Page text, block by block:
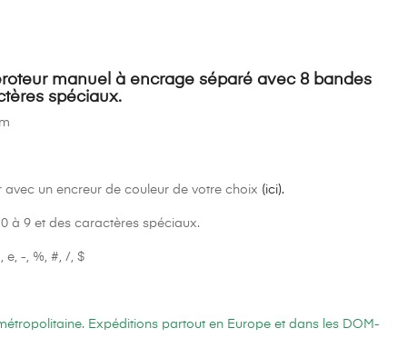
manuel à encrage séparé avec 8 bandes
spéciaux.
un encreur de couleur de votre choix (ici).
à 9 et des caractères spéciaux.
e, -, %, #, /, $
Expéditions partout en Europe et dans les DOM-